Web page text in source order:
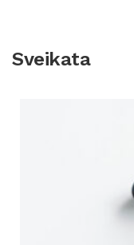
Sveikata